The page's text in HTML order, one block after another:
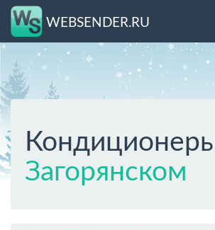
WEBSENDER.RU
Загорянском